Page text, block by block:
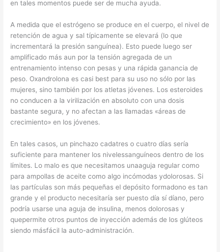
en tales momentos puede ser de mucha ayuda.
A medida que el estrógeno se produce en el cuerpo, el nivel de
retención de agua y sal típicamente se elevará (lo que
incrementará la presión sanguínea). Esto puede luego ser
amplificado más aun por la tensión agregada de un
entrenamiento intenso con pesas y una rápida ganancia de
peso. Oxandrolona es casi best para su uso no sólo por las
mujeres, sino también por los atletas jóvenes. Los esteroides
no conducen a la virilización en absoluto con una dosis
bastante segura, y no afectan a las llamadas «áreas de
crecimiento» en los jóvenes.
En tales casos, un pinchazo cadatres o cuatro días sería
suficiente para mantener los nivelessanguíneos dentro de los
límites. Lo malo es que necesitamos unaaguja regular como
para ampollas de aceite como algo incómodas ydolorosas. Si
las partículas son más pequeñas el depósito formadono es tan
grande y el producto necesitaría ser puesto día sí díano, pero
podría usarse una aguja de insulina, menos dolorosas y
quepermite otros puntos de inyección además de los glúteos
siendo másfácil la auto-administración.